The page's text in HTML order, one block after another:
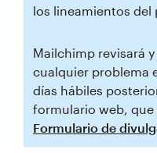
los lineamientos del
Mailchimp revisará
cualquier problema
días hábiles
formulario web,
Formulario de